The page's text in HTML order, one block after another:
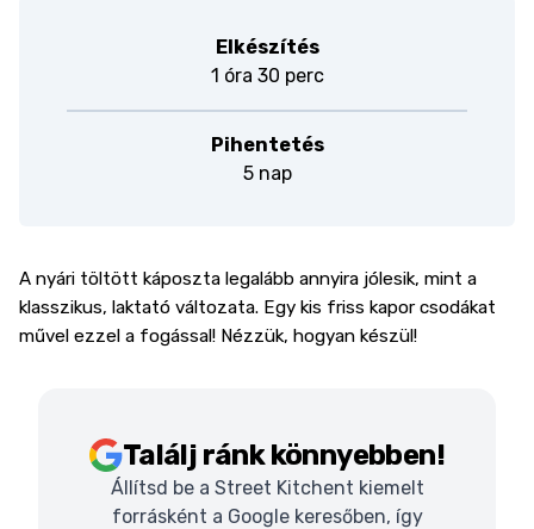
Elkészítés
1 óra 30 perc
Pihentetés
5 nap
A nyári töltött káposzta legalább annyira jólesik, mint a
klasszikus, laktató változata. Egy kis friss kapor csodákat
művel ezzel a fogással! Nézzük, hogyan készül!
Találj ránk könnyebben!
Állítsd be a Street Kitchent kiemelt
forrásként a Google keresőben, így